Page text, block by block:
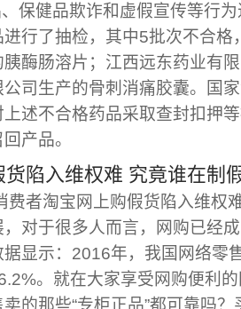
保健品欺诈和虚假宣传等行
行了抽检，其中5批次不合格
酶肠溶片；江西远东药业有
司生产的骨刺消痛胶囊。国
述不合格药品采取查封扣押
产品。
陷入维权难 究竟谁在制
费者淘宝网上购假货陷入维权
对于很多人而言，网购已经
显示：2016年，我国网络零
。就在大家享受网购便利
的那些“专柜正品”都可靠吗